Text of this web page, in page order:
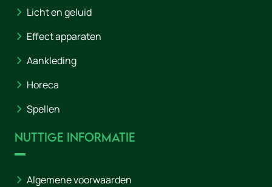
Licht en geluid
Effect apparaten
Aankleding
Horeca
Spellen
Nuttige informatie
Algemene voorwaarden